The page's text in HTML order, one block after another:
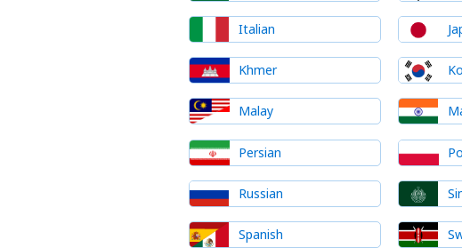
Italian
Khmer
Malay
Persian
Russian
Spanish